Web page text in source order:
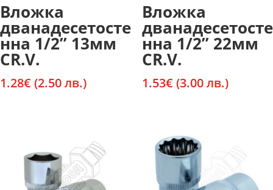
Вложка
дванадесетосте
нна 1/2” 13мм
CR.V.
1.28€ (2.50 лв.)
Вложка
дванадесетосте
нна 1/2” 22мм
CR.V.
1.53€ (3.00 лв.)